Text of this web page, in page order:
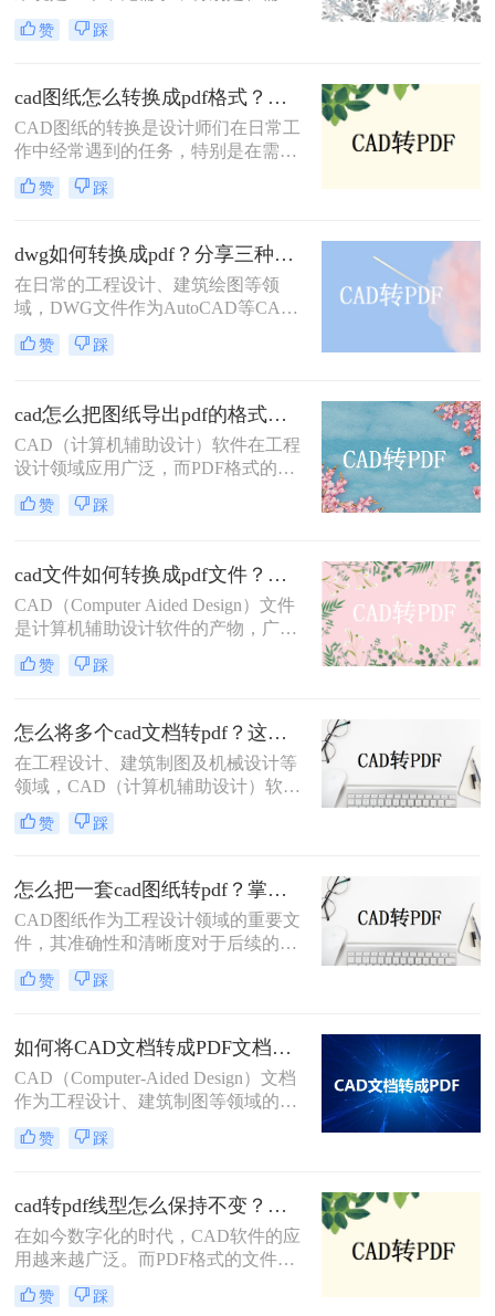
转换方式。
将图纸分享给不同平台或设备上的团
队成员时。PDF格式因其兼容性和稳
择。那么怎么把cad图纸转换成pdf
呢？本文将介绍四种将CAD图纸转换
为PDF的方法。
赞 踩
cad图纸怎么转换成pdf格式？教你三招解决！
CAD图纸的转换是设计师们在日常工
作中经常遇到的任务，特别是在需要
将设计成果分享给客户或团队成员
时，PDF格式因其广泛的兼容性和出
么转换成pdf格式呢？本文将介绍三种
将CAD图纸转换成PDF格式的方法。
赞 踩
dwg如何转换成pdf？分享三种常用的转换方法！
在日常的工程设计、建筑绘图等领
域，DWG文件作为AutoCAD等CAD
软件的标准文件格式，广泛应用于图
纸的创建和编辑。然而，为了更方便
DWG文件转换成PDF格式。那么
DWG如何转换成PDF呢？本文将介绍
三种将DWG转换成PDF的方法。
赞 踩
cad怎么把图纸导出pdf的格式？教你四个方法！
CAD（计算机辅助设计）软件在工程
设计领域应用广泛，而PDF格式的文
件因其跨平台、易阅读的特性，常被
用于文件分享和存档。因此，将CAD
多。那么CAD怎么把图纸导出PDF的
格式呢？本文将介绍四种常用的方
法，帮助您轻松实现CAD图纸到PDF
的转换。
赞 踩
cad文件如何转换成pdf文件？三种快速实用的方法！
CAD（Computer Aided Design）文件
是计算机辅助设计软件的产物，广泛
应用于工程设计、机械制图、建筑设
计等领域。然而，由于CAD文件的特
面临兼容性问题。将CAD文件转换为
PDF格式是一种有效的解决方案，因
为PDF文件具有广泛的兼容性和良好
的排版保持性。那么cad文件如何转换
成pdf文件呢？以下是将CAD文件转
换为PDF文件的几种方法。
赞 踩
怎么将多个cad文档转pdf？这三种方法最好用！
在工程设计、建筑制图及机械设计等
领域，CAD（计算机辅助设计）软件
是不可或缺的工具。然而，在需要将
多个CAD文档分享给非CAD软件用户
PDF格式成为了一个常见的需求。
PDF格式以其良好的兼容性和稳定
性，确保了文档在不同设备和软件中
的一致呈现。那么怎么将多个cad文档
转pdf呢？以下是将多个CAD文档转
换为PDF格式的几种方法。
赞 踩
怎么把一套cad图纸转pdf？掌握这3招就够了！
CAD图纸作为工程设计领域的重要文
件，其准确性和清晰度对于后续的设
计、施工及交流至关重要。然而，在
实际应用中，我们常常需要将CAD图
或存档。那么怎么把一套cad图纸转
pdf呢？以下，将详细介绍几种将一套
CAD图纸转换为PDF格式的方法。
赞 踩
如何将CAD文档转成PDF文档？这三种转换方法快来了解下！
CAD（Computer-Aided Design）文档
作为工程设计、建筑制图等领域的重
要工具，其转换为PDF（Portable
Document Format）文档的需求日益增
性和内容稳定性，成为了文档共享、
归档和展示的首选。那么如何将CAD
文档转成PDF文档呢？以下将详细介
绍几种将CAD文档转换成PDF文档的
方法。
赞 踩
cad转pdf线型怎么保持不变？试试这3个方法！
在如今数字化的时代，CAD软件的应
用越来越广泛。而PDF格式的文件则
成为了在不同平台之间共享CAD设计
的常用方式。然而，在将CAD文件转
赞 踩